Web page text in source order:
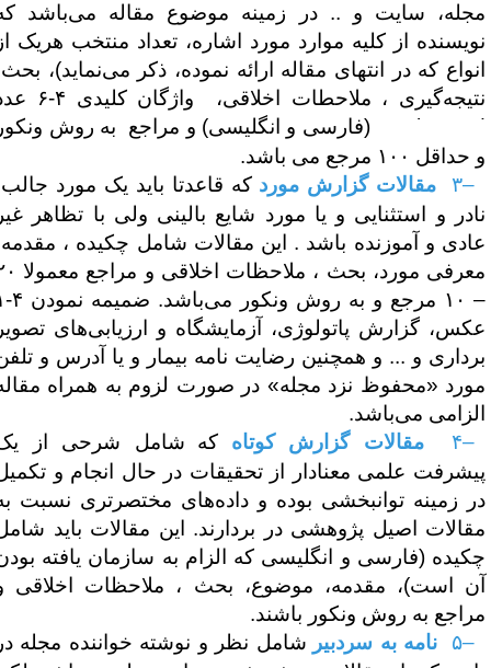
سایت و .. در زمینه موضوع مقاله می‌باشد که
از کلیه موارد مورد اشاره، تعداد منتخب هریک از
که در انتهای مقاله ارائه نموده، ذکر می‌نماید)، بحث،
، ملاحطات اخلاقی،
واژگان کلیدی ۴-۶ عدد
Mesh
(فارسی و انگلیسی) و مراجع به روش ونکور
۱۰۰ مرجع می باشد
.
–۳ مقالات گزارش مورد که قاعدتا باید یک مورد جالب،
و استثنایی و یا مورد شایع بالینی ولی با تظاهر غیر
و آموزنده باشد . این مقالات شامل چکیده ، مقدمه،
مورد، بحث ، ملاحظات اخلاقی و مراجع معمولا ۲۰
۱۰ مرجع و به روش ونکور می‌باشد. ضمیمه نمودن ۴-۱
گزارش پاتولوژی، آزمایشگاه و ارزیابی‌های تصویر
و ... و همچنین رضایت نامه بیمار و یا آدرس و تلفن
«محفوظ نزد مجله» در صورت لزوم به همراه مقاله
می‌باشد.
–۴ مقالات گزارش کوتاه که
شامل شرحی از یک
علمی معنادار از تحقیقات در حال انجام و تکمیل
زمینه توانبخشی بوده و داده‌های مختصرتری نسبت به
اصیل پژوهشی در بردارند. این مقالات باید شامل
(فارسی و انگلیسی که الزام به سازمان یافته بودن
است)، مقدمه، موضوع، بحث ، ملاحظات اخلاقی و
به روش ونکور باشند.
–۵ نامه به سردبیر
شامل نظر و نوشته خواننده مجله در